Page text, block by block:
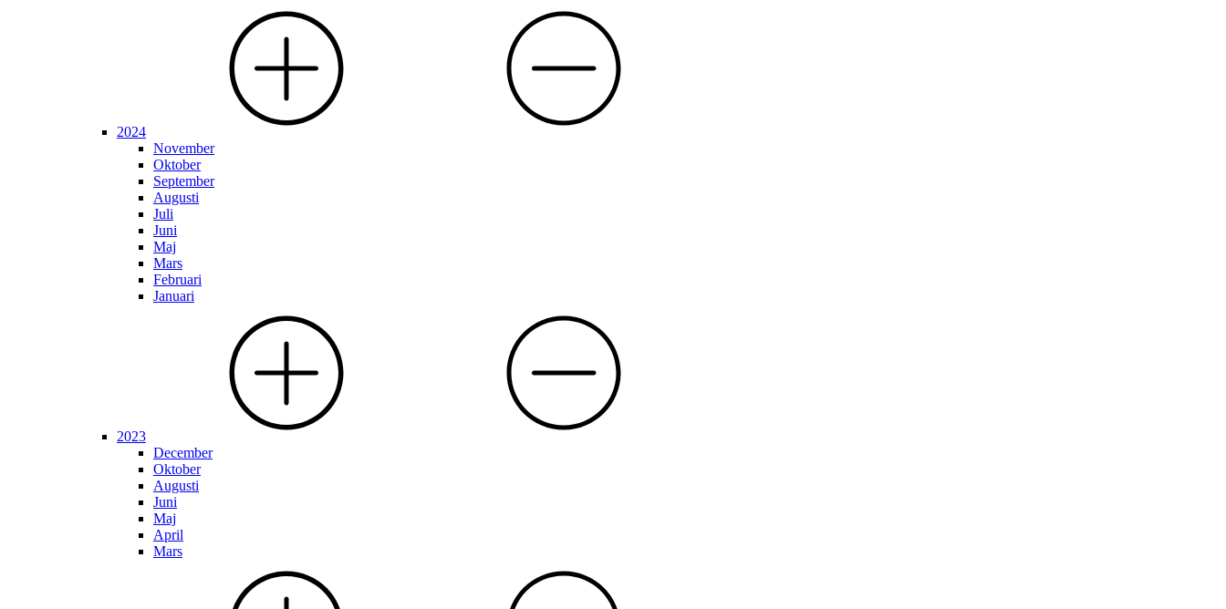
2024
November
Oktober
September
Augusti
Juli
Juni
Maj
Mars
Februari
Januari
2023
December
Oktober
Augusti
Juni
Maj
April
Mars